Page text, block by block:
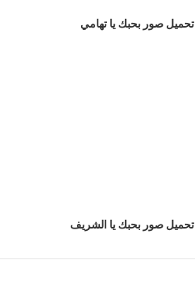
تحميل صور بحبك يا تهامي
تحميل صور بحبك يا الشريف